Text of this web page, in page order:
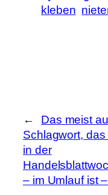
kleben
←
Das meist
Schlagwort,
in der
– im Umlauf ist